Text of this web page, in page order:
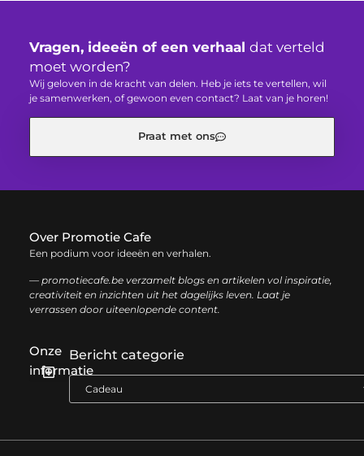
Vragen, ideeën of een verhaal dat verteld
moet worden?
Wij geloven in de kracht van delen. Heb je iets te vertellen, wil
je samenwerken, of gewoon even contact? Laat van je horen!
Praat met ons
Over Promotie Cafe
Een podium voor ideeën en verhalen.
— promotiecafe.be verzamelt blogs en artikelen vol inspiratie,
creativiteit en inzichten uit het dagelijks leven. Laat je
verrassen door uiteenlopende content.
Onze
informatie
Bericht categorie